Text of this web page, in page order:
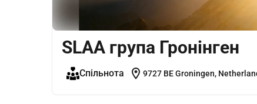
SLAA група Гронінген
Спільнота location_on 9727 BE Groningen,